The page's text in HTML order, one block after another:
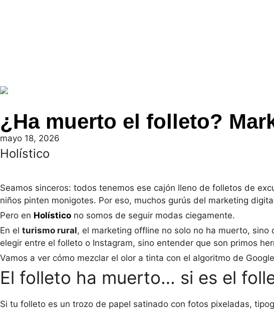
¿Ha muerto el folleto?
mayo 18, 2026
Holístico
Seamos sinceros: todos tenemos ese cajón lleno de folletos de
niños pinten monigotes. Por eso, muchos gurús del marketing
Pero en Holístico no somos de seguir modas ciegamente.
En el turismo rural, el marketing offline no solo no ha muerto,
elegir entre el folleto o Instagram, sino entender que son primos
Vamos a ver cómo mezclar el olor a tinta con el algoritmo de
El folleto ha muerto… si es el
Si tu folleto es un trozo de papel satinado con fotos pixeladas,